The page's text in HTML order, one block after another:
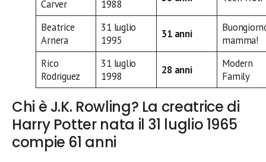
Carver
1988
Beatrice
Arnera
31 luglio
1995
31 anni
mamma!
Rico
Rodriguez
31 luglio
1998
28 anni
Modern
Family
Chi è J.K. Rowling? La creatrice di
Harry Potter nata il 31 luglio 1965
compie 61 anni